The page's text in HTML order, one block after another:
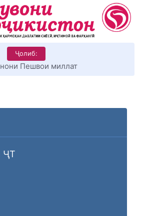
Ҷолиб:
ДАР ХУД ТАШАККУЛ ДИҲЕМ
ҶТ